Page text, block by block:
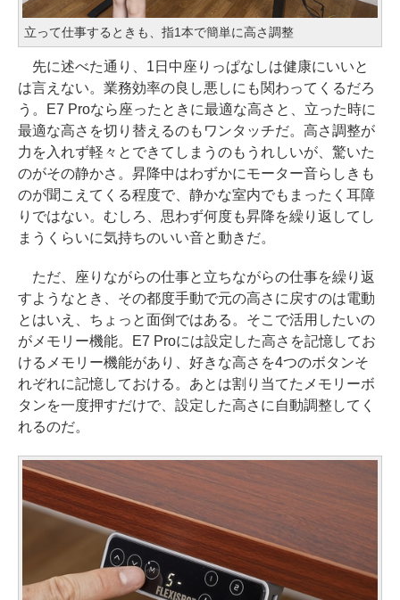
立って仕事するときも、指1本で簡単に高さ調整
先に述べた通り、1日中座りっぱなしは健康にいいと
は言えない。業務効率の良し悪しにも関わってくるだろ
う。E7 Proなら座ったときに最適な高さと、立った時に
最適な高さを切り替えるのもワンタッチだ。高さ調整が
力を入れず軽々とできてしまうのもうれしいが、驚いた
のがその静かさ。昇降中はわずかにモーター音らしきも
のが聞こえてくる程度で、静かな室内でもまったく耳障
りではない。むしろ、思わず何度も昇降を繰り返してし
まうくらいに気持ちのいい音と動きだ。
ただ、座りながらの仕事と立ちながらの仕事を繰り返
すようなとき、その都度手動で元の高さに戻すのは電動
とはいえ、ちょっと面倒ではある。そこで活用したいの
がメモリー機能。E7 Proには設定した高さを記憶してお
けるメモリー機能があり、好きな高さを4つのボタンそ
れぞれに記憶しておける。あとは割り当てたメモリーボ
タンを一度押すだけで、設定した高さに自動調整してく
れるのだ。